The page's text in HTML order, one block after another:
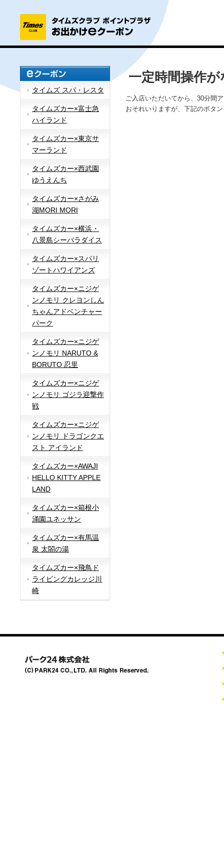
タイムズ スパ・レスタ
タイムズカー×富士急
ハイランド
タイムズカー×東京サ
マーランド
タイムズカー×西武園
ゆうえんち
タイムズカー×さがみ
湖MORI MORI
タイムズカー×横浜・
八景島シーパラダイス
タイムズカー×スパリ
ゾートハワイアンズ
タイムズカー×ニジゲ
ンノモリ クレヨンしん
ちゃんアドベンチャー
パーク
タイムズカー×ニジゲ
ンノモリ NARUTO &
BORUTO 忍里
タイムズカー×ニジゲ
ンノモリ ゴジラ迎撃作
戦
タイムズカー×ニジゲ
ンノモリ ドラゴンクエ
スト アイランド
タイムズカー×AWAJI
HELLO KITTY APPLE
LAND
タイムズカー×箱根小
涌園ユネッサン
タイムズカー×有馬温
泉 太閤の湯
タイムズカー×飛鳥ド
ライビングカレッジ川
崎
一定時間操作
ご入店いただいてから、30分間
おそれいりますが、下記のボタ